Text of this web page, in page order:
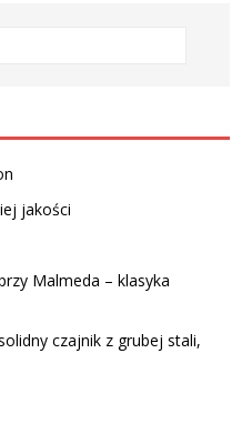
jakości
Malmeda – klasyka
czajnik z grubej stali,